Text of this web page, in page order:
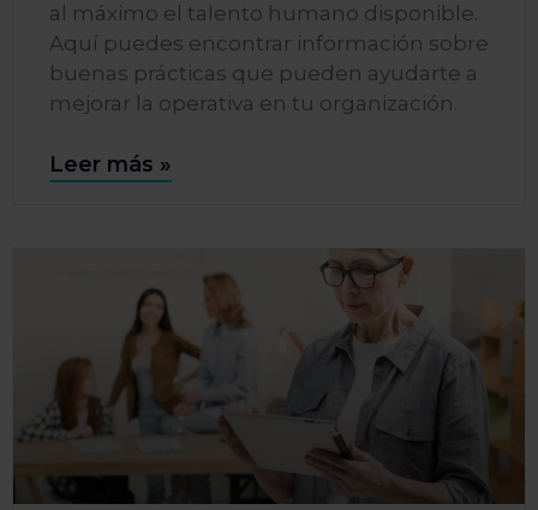
al máximo el talento humano disponible.
Aquí puedes encontrar información sobre
buenas prácticas que pueden ayudarte a
mejorar la operativa en tu organización.
Leer más »